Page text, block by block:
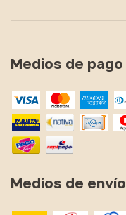
Medios de pago
Medios de envío